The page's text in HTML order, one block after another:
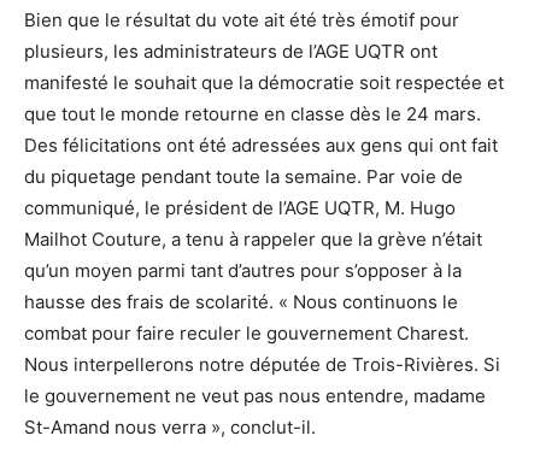
Bien que le résultat du vote ait été très émotif pour
plusieurs, les administrateurs de l’AGE UQTR ont
manifesté le souhait que la démocratie soit respectée et
que tout le monde retourne en classe dès le 24 mars.
Des félicitations ont été adressées aux gens qui ont fait
du piquetage pendant toute la semaine. Par voie de
communiqué, le président de l’AGE UQTR, M. Hugo
Mailhot Couture, a tenu à rappeler que la grève n’était
qu’un moyen parmi tant d’autres pour s’opposer à la
hausse des frais de scolarité. « Nous continuons le
combat pour faire reculer le gouvernement Charest.
Nous interpellerons notre députée de Trois-Rivières. Si
le gouvernement ne veut pas nous entendre, madame
St-Amand nous verra », conclut-il.